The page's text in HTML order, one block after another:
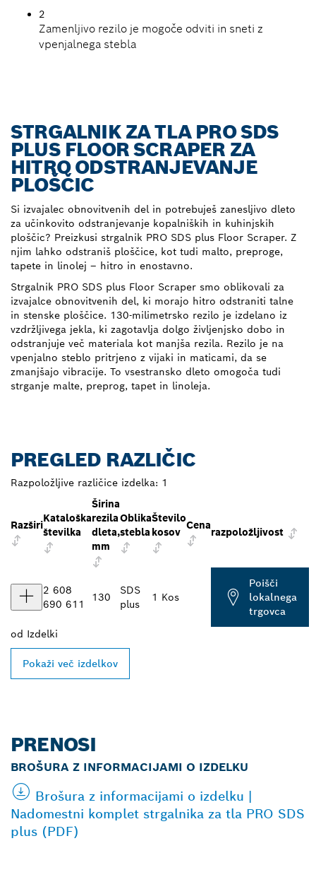
2
Zamenljivo rezilo je mogoče odviti in sneti z
vpenjalnega stebla
STRGALNIK ZA TLA PRO SDS
PLUS FLOOR SCRAPER ZA
HITRO ODSTRANJEVANJE
PLOŠČIC
Si izvajalec obnovitvenih del in potrebuješ zanesljivo dleto
za učinkovito odstranjevanje kopalniških in kuhinjskih
ploščic? Preizkusi strgalnik PRO SDS plus Floor Scraper. Z
njim lahko odstraniš ploščice, kot tudi malto, preproge,
tapete in linolej – hitro in enostavno.
Strgalnik PRO SDS plus Floor Scraper smo oblikovali za
izvajalce obnovitvenih del, ki morajo hitro odstraniti talne
in stenske ploščice. 130-milimetrsko rezilo je izdelano iz
vzdržljivega jekla, ki zagotavlja dolgo življenjsko dobo in
odstranjuje več materiala kot manjša rezila. Rezilo je na
vpenjalno steblo pritrjeno z vijaki in maticami, da se
zmanjšajo vibracije. To vsestransko dleto omogoča tudi
strganje malte, preprog, tapet in linoleja.
PREGLED RAZLIČIC
Razpoložljive različice izdelka: 1
Razširi
Kataloška
številka
Širina
rezila
dleta,
mm
Oblika
stebla
Število
kosov
Cena
razpoložljivost
2 608
690 611
130
SDS
plus
1 Kos
Poišči
lokalnega
trgovca
od Izdelki
Pokaži več izdelkov
PRENOSI
BROŠURA Z INFORMACIJAMI O IZDELKU
Brošura z informacijami o izdelku |
Nadomestni komplet strgalnika za tla PRO SDS
plus (PDF)